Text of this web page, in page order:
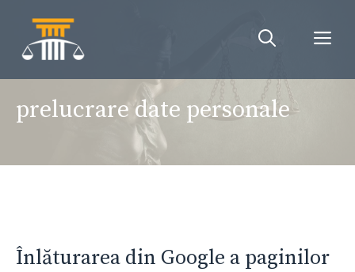
conținut
prelucrare date personale
Înlăturarea din Google a paginilor